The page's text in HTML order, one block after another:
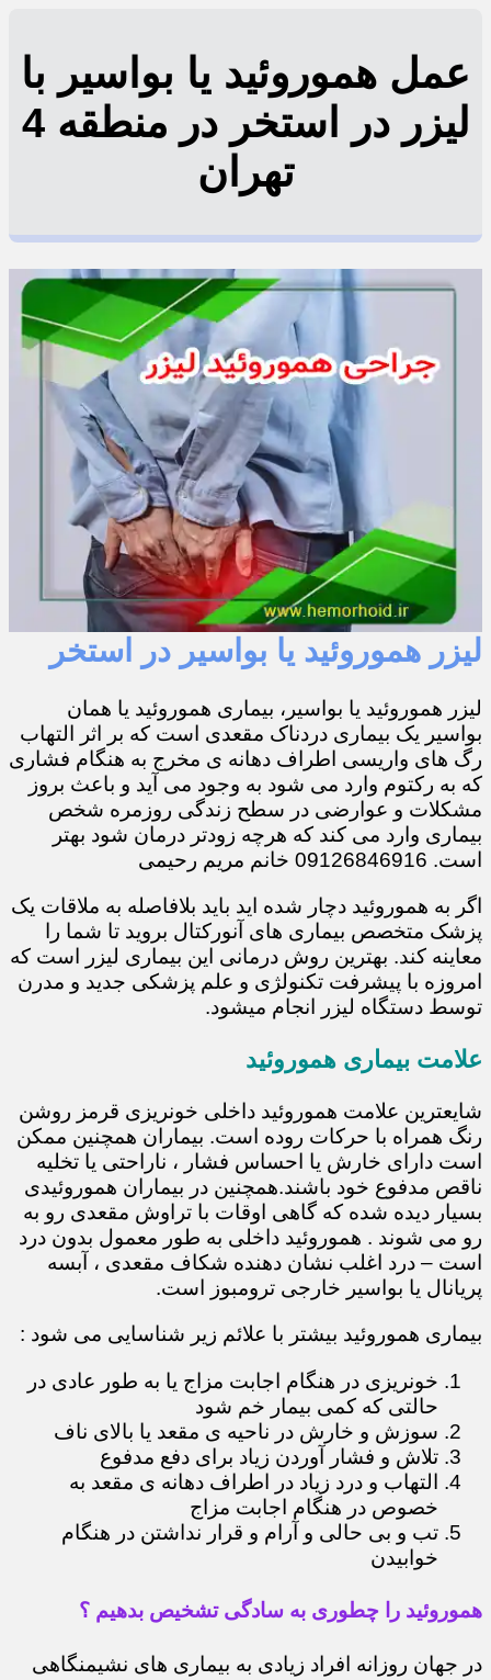
عمل هموروئید یا بواسیر با
لیزر در استخر در منطقه 4
تهران
لیزر هموروئید یا بواسیر در استخر
لیزر هموروئید یا بواسیر، بیماری هموروئید یا همان
بواسیر یک بیماری دردناک مقعدی است که بر اثر التهاب
رگ های واریسی اطراف دهانه ی مخرج به هنگام فشاری
که به رکتوم وارد می شود به وجود می آید و باعث بروز
مشکلات و عوارضی در سطح زندگی روزمره شخص
بیماری وارد می کند که هرچه زودتر درمان شود بهتر
است. 09126846916 خانم مریم رحیمی
اگر به هموروئید دچار شده اید باید بلافاصله به ملاقات یک
پزشک متخصص بیماری های آنورکتال بروید تا شما را
معاینه کند. بهترین روش درمانی این بیماری لیزر است که
امروزه با پیشرفت تکنولژی و علم پزشکی جدید و مدرن
توسط دستگاه لیزر انجام میشود.
علامت بیماری هموروئید
شایعترین علامت هموروئید داخلی خونریزی قرمز روشن
رنگ همراه با حرکات روده است. بیماران همچنین ممکن
است دارای خارش یا احساس فشار ، ناراحتی یا تخلیه
ناقص مدفوع خود باشند.همچنین در بیماران هموروئیدی
بسیار دیده شده که گاهی اوقات با تراوش مقعدی رو به
رو می شوند . هموروئید داخلی به طور معمول بدون درد
است – درد اغلب نشان دهنده شکاف مقعدی ، آبسه
پریانال یا بواسیر خارجی ترومبوز است.
بیماری هموروئید بیشتر با علائم زیر شناسایی می شود :
خونریزی در هنگام اجابت مزاج یا به طور عادی در
حالتی که کمی بیمار خم شود
سوزش و خارش در ناحیه ی مقعد یا بالای ناف
تلاش و فشار آوردن زیاد برای دفع مدفوع
التهاب و درد زیاد در اطراف دهانه ی مقعد به
خصوص در هنگام اجابت مزاج
تب و بی حالی و آرام و قرار نداشتن در هنگام
خوابیدن
هموروئید را چطوری به سادگی تشخیص بدهیم ؟
در جهان روزانه افراد زیادی به بیماری های نشیمنگاهی